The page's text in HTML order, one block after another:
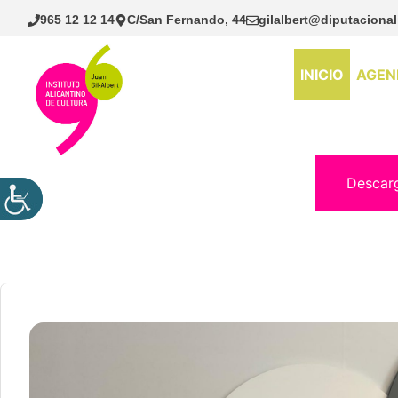
Saltar
965 12 12 14 C/San Fernando, 44
INICIO